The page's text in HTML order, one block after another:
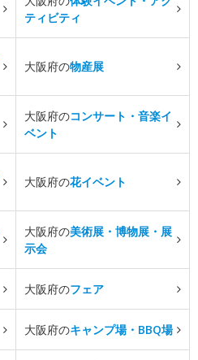
ティビティ
大阪府の物産展
大阪府のコンサート・音楽イ
ベント
大阪府の花イベント
大阪府の美術展・博物展・展
示会
大阪府のフェア
大阪府のキャンプ場・BBQ場